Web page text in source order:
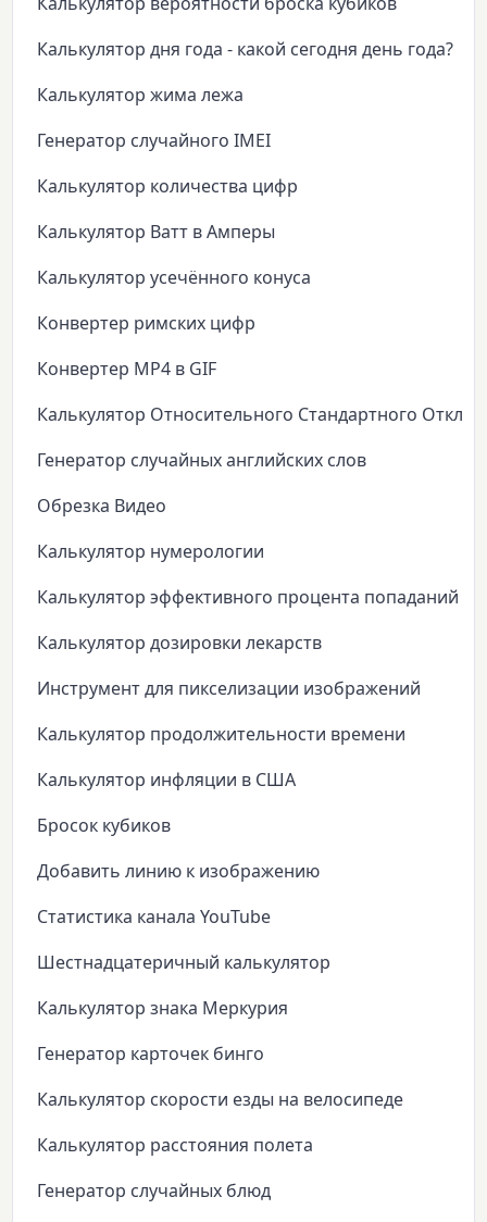
Калькулятор дня года - какой сегодня день года?
Калькулятор жима лежа
Генератор случайного IMEI
Калькулятор количества цифр
Калькулятор Ватт в Амперы
Калькулятор усечённого конуса
Конвертер римских цифр
Конвертер MP4 в GIF
Калькулятор Относительного Стандартного
Генератор случайных английских слов
Обрезка Видео
Калькулятор нумерологии
Калькулятор эффективного процента попаданий
Калькулятор дозировки лекарств
Инструмент для пикселизации изображений
Калькулятор продолжительности времени
Калькулятор инфляции в США
Бросок кубиков
Добавить линию к изображению
Статистика канала YouTube
Шестнадцатеричный калькулятор
Калькулятор знака Меркурия
Генератор карточек бинго
Калькулятор скорости езды на велосипеде
Калькулятор расстояния полета
Генератор случайных блюд